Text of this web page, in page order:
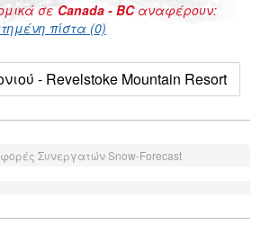
σεCanada - BCαναφέρουν:
πίστα (0)
- Revelstoke Mountain Resort
Συνεργατών Snow-Forecast